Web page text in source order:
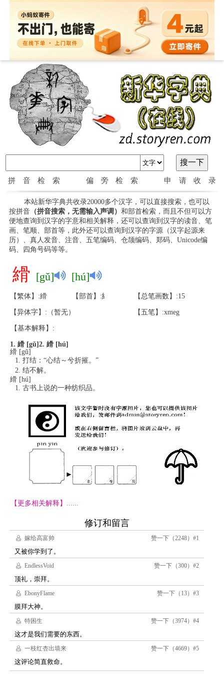
拼音检索 偏旁检索 申请收录
本站新华字典共收录20000多个汉字，可以直接搜索，也可以
按拼音（拼音搜索，无需输入声调） 和部首检索，而且不但可以方
便地查询到汉字的字意和相关解释，还可以查询到汉字的读音、笔
画、笔顺、部首等，此外还可以查询到汉字的字源（汉字起源来
历）、真人发音、注音、五笔编码、仓颉编码、郑码、Unicode编
码、四角号码等等。
縎 [gǔ] [hú]
【繁体】:縎 【部首】:糹 【总笔画数】:15
【异体字】:（暂无） 【五笔】:xmeg
【基本解释】:
1. 縎 [gǔ] 2. 縎 [hú]
縎 [gǔ]
打结：“心结～兮折摧。”
结不解。
縎 [hú]
古书上说的一种纺织品。
【更多相关解释】......